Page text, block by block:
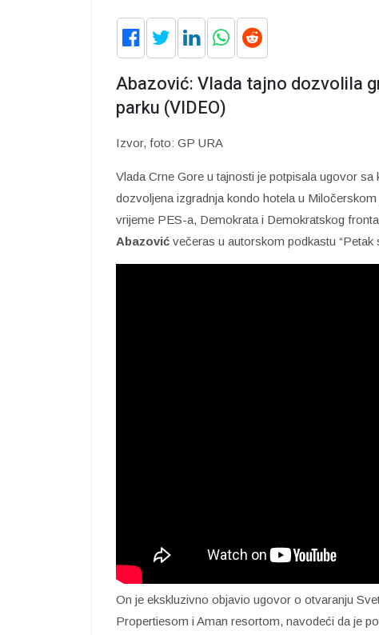
Abazović: Vlada tajno dozvolila
parku (VIDEO)
Izvor, foto: GP URA
Vlada Crne Gore u tajnosti je potpisala ugovor
dozvoljena izgradnja kondo hotela u
vrijeme PES-a, Demokrata i Demokratskog
Abazović večeras u autorskom podkastu “Petak
On je ekskluzivno objavio ugovor o otvaranju
Propertiesom i Aman resortom, navodeći da je